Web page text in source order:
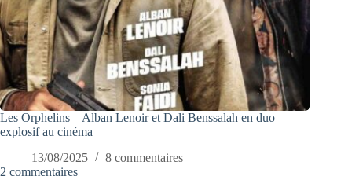
Les Orphelins – Alban Lenoir et Dali Benssalah en duo
explosif au cinéma
13/08/2025
8 commentaires
2 commentaires